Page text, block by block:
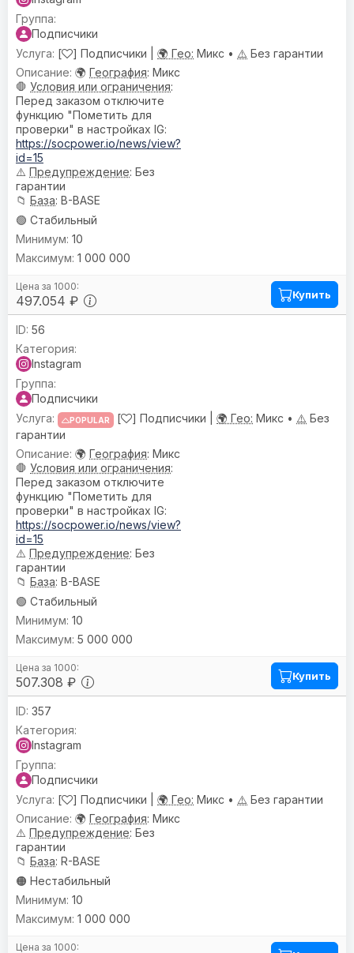
Подписчики
[
] Подписчики | 🌍 Гео: Микс • ⚠️ Без гарантии
🌍 География: Микс
🛑 Условия или ограничения:
Перед заказом отключите
функцию "Пометить для
проверки" в настройках IG:
https://socpower.io/news/view?
id=15
⚠️ Предупреждениe: Без
гарантии
📁 База: B-BASE
🟢 Стабильный
497.054 ₽
10
1 000 000
Купить
56
Instagram
Подписчики
POPULAR [ ] Подписчики | 🌍 Гео: Микс • ⚠️ Без
гарантии
🌍 География: Микс
🛑 Условия или ограничения:
Перед заказом отключите
функцию "Пометить для
проверки" в настройках IG:
https://socpower.io/news/view?
id=15
⚠️ Предупреждениe: Без
гарантии
📁 База: B-BASE
🟢 Стабильный
507.308 ₽
10
5 000 000
Купить
357
Instagram
Подписчики
[
] Подписчики | 🌍 Гео: Микс • ⚠️ Без гарантии
🌍 География: Микс
⚠️ Предупреждениe: Без
гарантии
📁 База: R-BASE
🟠 Нестабильный
10
1 000 000